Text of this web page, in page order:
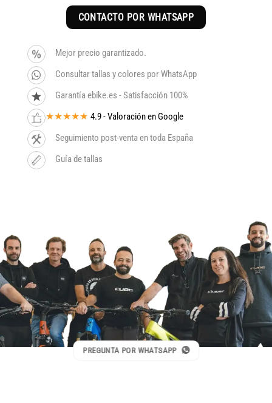
CONTACTO POR WHATSAPP
Mejor precio garantizado.
Consultar tallas y colores por WhatsApp
Garantía ebike.es - Satisfacción 100%
★★★★★ 4.9 - Valoración en Google
Seguimiento post-venta en toda España
Guía de tallas
PREGUNTA POR WHATSAPP